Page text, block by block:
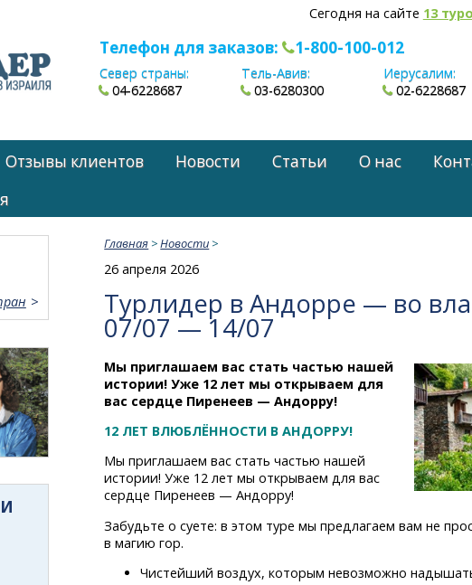
Сегодня на сайте 13
Телефон для заказов: 1-800-100-012
Север страны:
04-6228687
Тель-Авив:
03-6280300
Иерусалим:
02-6228687
Отзывы клиентов Новости Статьи О нас
Главная >Новости >
26 апреля 2026
Турлидер в Андорре — во
07/07 — 14/07
Мы приглашаем вас стать частью нашей
истории! Уже 12 лет мы открываем для
вас сердце Пиренеев — Андорру!
12 ЛЕТ ВЛЮБЛЁННОСТИ В АНДОРРУ!
Мы приглашаем вас стать частью нашей
истории! Уже 12 лет мы открываем для вас
сердце Пиренеев — Андорру!
Забудьте о суете: в этом туре мы предлагаем вам не
в магию гор.
Чистейший воздух, которым невозможно